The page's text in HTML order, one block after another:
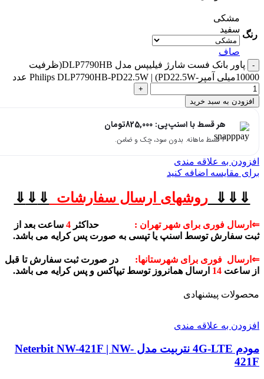
رنگ
مشکی
سفید
صاف
پاور بانک فست شارژ فیلیپس مدل DLP7790HB(ظرفیت
10000میلی آمپر-PD22.5W) | Philips DLP7790HB-PD22.5W عدد
افزودن به سبد خرید
هر قسط با اسنپ‌پی: 825,000تومان
۴ قسط ماهانه. بدون سود، چک و ضامن.
افزودن به علاقه مندی
برای مقایسه اضافه کنید
⇓⇓⇓روشهای ارسال سفارشات ⇓
⇓
⇓
⇐ارسال فوری برای شهر تهران : حداکثر 4 ساعت بعد از
ثبت سفارش توسط اسنپ یا تپسی به صورت پس کرایه می باشد.
⇐ارسال فوری برای شهرستانها: در صورت ثبت سفارش تا قبل
از ساعت 14 ارسال همانروز توسط تیپاکس و پس کرایه می باشد.
محصولات پیشنهادی
افزودن به علاقه مندی
مودم 4G-LTE نتربیت مدل Neterbit NW-421F | NW-
421F